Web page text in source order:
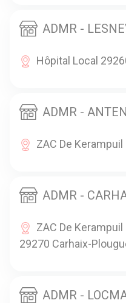
ADMR -
Hôpital Local
ADMR -
ZAC De
ADMR -
ZAC De
29270 Carhaix-
ADMR -